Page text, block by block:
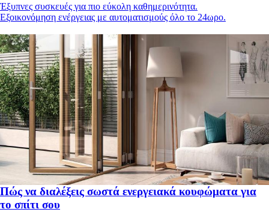
Έξυπνες συσκευές για πιο εύκολη καθημερινότητα.
Εξοικονόμηση ενέργειας με αυτοματισμούς όλο το 24ωρο.
Πώς να διαλέξεις σωστά ενεργειακά κουφώματα για
το σπίτι σου